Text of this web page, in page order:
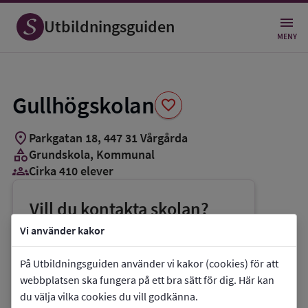
Vi använder kakor
På Utbildningsguiden använder vi kakor (cookies) för att
webbplatsen ska fungera på ett bra sätt för dig. Här kan
du välja vilka cookies du vill godkänna.
Utbildningsguiden MENY
Gullhögskolan favorite
Spara
som
favorit
location_on Parkgatan 18, 447 31Vårgårda
categoryGrundskola, Kommunal
groups_3Cirka 410 elever
Vill du kontakta skolan?
phoneTelefon:0322-600806
E-post: camilla.haglund@vargarda.se
link Webbplats:Gullhögskolan